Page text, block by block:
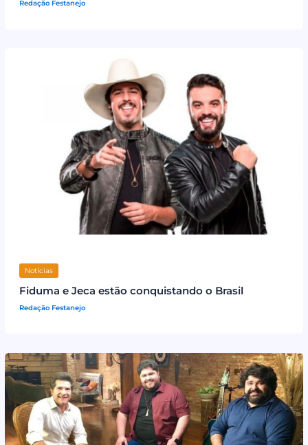
Redação Festanejo
Notícias
Fiduma e Jeca estão conquistando o Brasil
Redação Festanejo